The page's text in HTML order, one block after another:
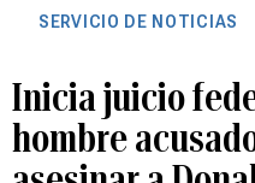
SERVICIO DE NOTICIAS
Inicia juicio
hombre